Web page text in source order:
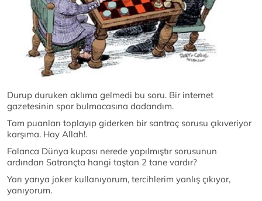
Durup duruken aklıma gelmedi bu soru. Bir internet
gazetesinin spor bulmacasına dadandım.
Tam puanları toplayıp giderken bir santraç sorusu çıkıveriyor
karşıma. Hay Allah!.
Falanca Dünya kupası nerede yapılmıştır sorusunun
ardından Satrançta hangi taştan 2 tane vardır?
Yarı yarıya joker kullanıyorum, tercihlerim yanlış çıkıyor,
yanıyorum.